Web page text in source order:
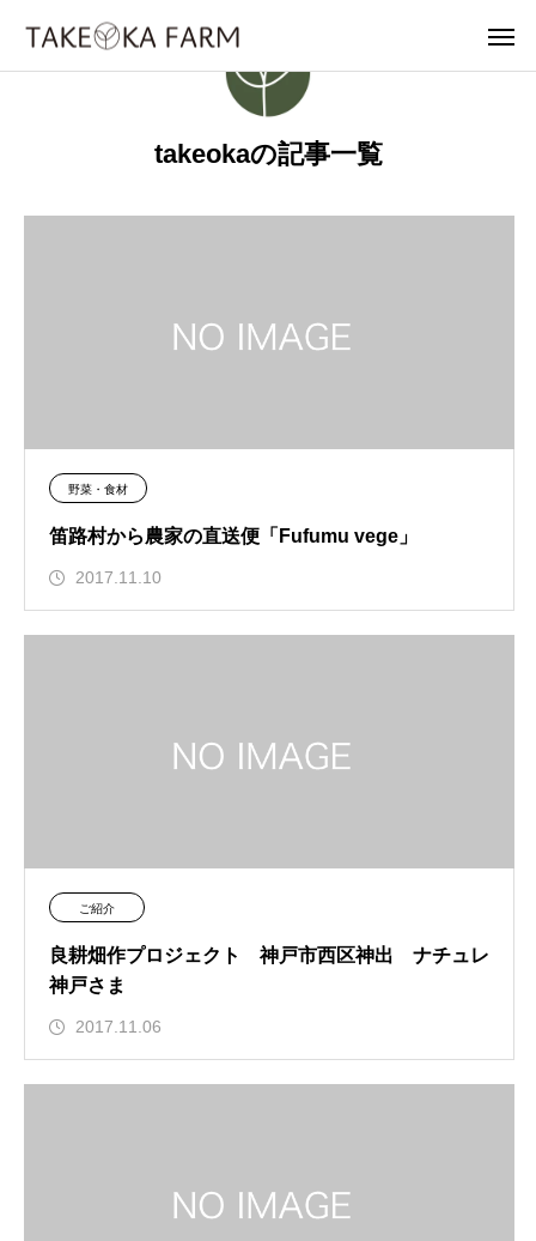
takeokaの記事一覧
野菜・食材
笛路村から農家の直送便「Fufumu vege」
2017.11.10
ご紹介
良耕畑作プロジェクト 神戸市西区神出 ナチュレ
神戸さま
2017.11.06